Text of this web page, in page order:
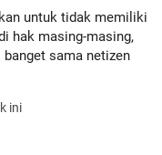
untuk tidak memiliki
hak masing-masing,
sama netizen
ini